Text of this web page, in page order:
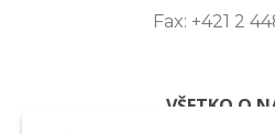
Fax: +421 2
VŠETKO O